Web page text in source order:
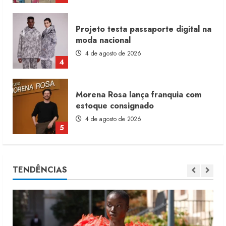
5
Morena Rosa lança franquia com
estoque consignado
4 de agosto de 2026
1
Moda vende US$63,7 bilhões em
produtos licenciados
6 de agosto de 2026
2
TENDÊNCIAS